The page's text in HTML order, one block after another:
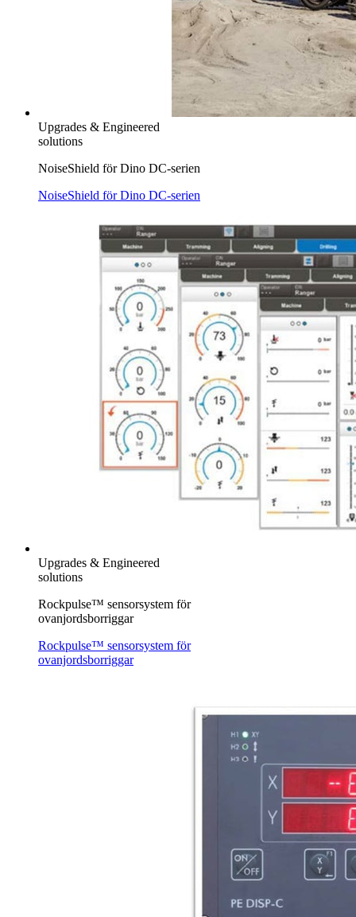
Upgrades & Engineered
solutions
NoiseShield för Dino DC-serien
NoiseShield för Dino DC-serien
Upgrades & Engineered
solutions
Rockpulse™ sensorsystem för
ovanjordsborriggar
Rockpulse™ sensorsystem för
ovanjordsborriggar